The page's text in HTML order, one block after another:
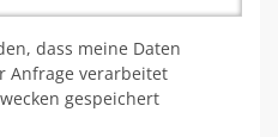
dass meine Daten
Anfrage verarbeitet
gespeichert